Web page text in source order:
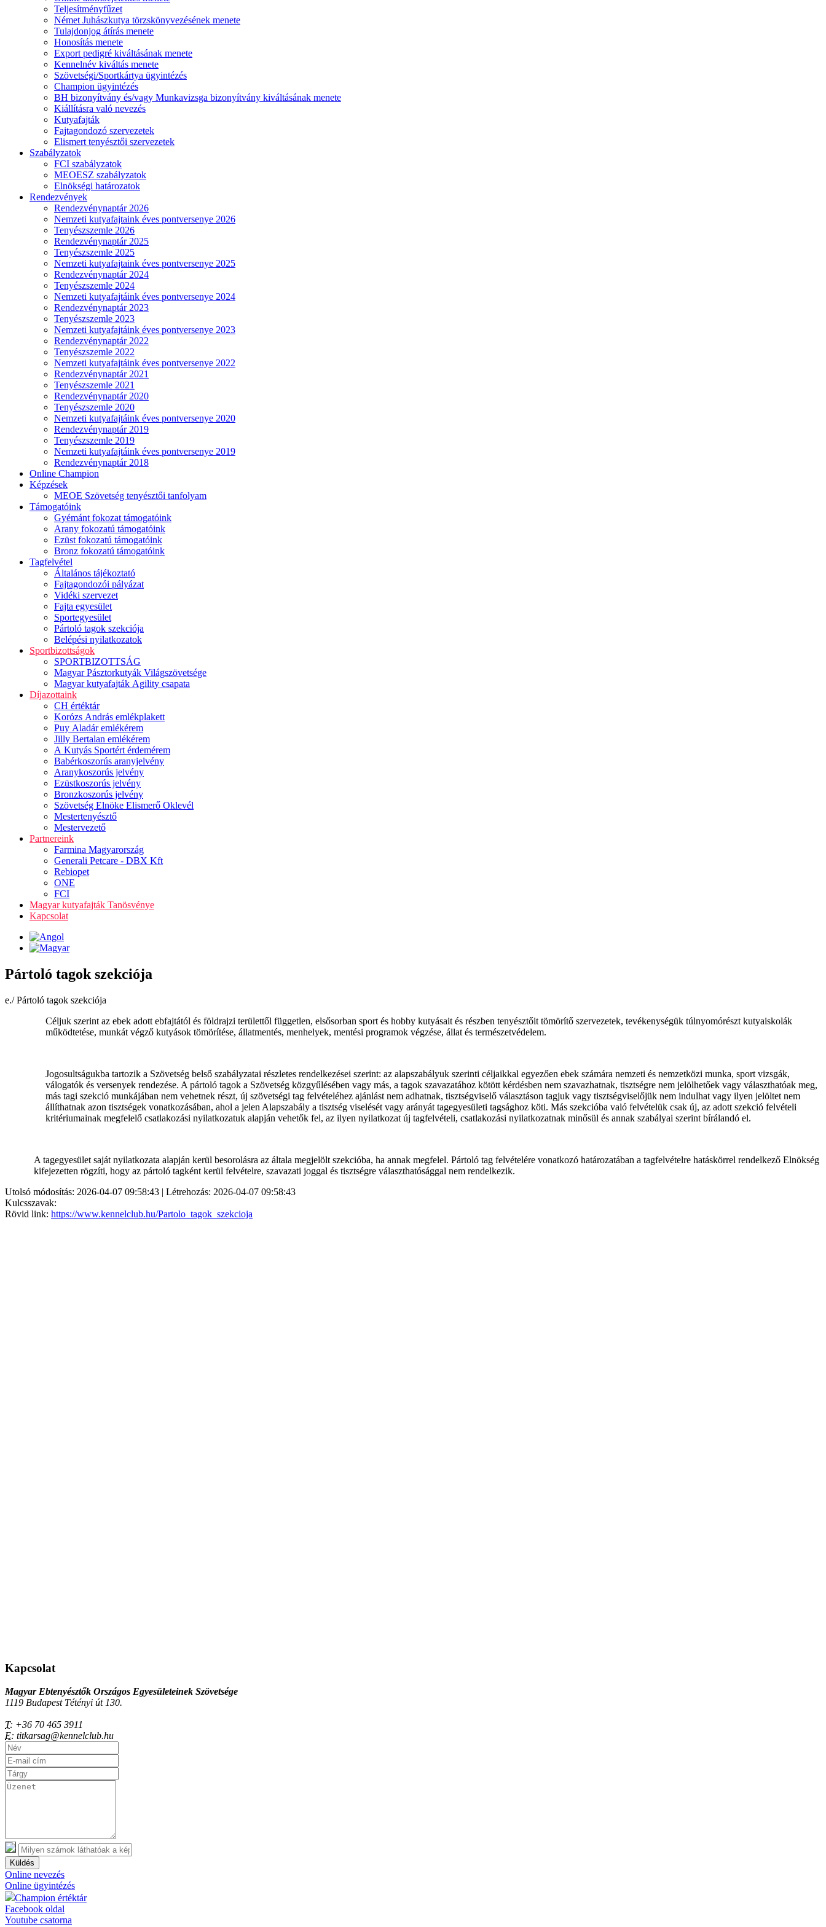
Teljesítményfűzet
Német Juhászkutya törzskönyvezésének menete
Tulajdonjog átírás menete
Honosítás menete
Export pedigré kiváltásának menete
Kennelnév kiváltás menete
Szövetségi/Sportkártya ügyintézés
Champion ügyintézés
BH bizonyítvány és/vagy Munkavizsga bizonyítvány kiváltásának menete
Kiállításra való nevezés
Kutyafajták
Fajtagondozó szervezetek
Elismert tenyésztői szervezetek
Szabályzatok
FCI szabályzatok
MEOESZ szabályzatok
Elnökségi határozatok
Rendezvények
Rendezvénynaptár 2026
Nemzeti kutyafajtaink éves pontversenye 2026
Tenyészszemle 2026
Rendezvénynaptár 2025
Tenyészszemle 2025
Nemzeti kutyafajtaink éves pontversenye 2025
Rendezvénynaptár 2024
Tenyészszemle 2024
Nemzeti kutyafajtáink éves pontversenye 2024
Rendezvénynaptár 2023
Tenyészszemle 2023
Nemzeti kutyafajtáink éves pontversenye 2023
Rendezvénynaptár 2022
Tenyészszemle 2022
Nemzeti kutyafajtáink éves pontversenye 2022
Rendezvénynaptár 2021
Tenyészszemle 2021
Rendezvénynaptár 2020
Tenyészszemle 2020
Nemzeti kutyafajtáink éves pontversenye 2020
Rendezvénynaptár 2019
Tenyészszemle 2019
Nemzeti kutyafajtáink éves pontversenye 2019
Rendezvénynaptár 2018
Online Champion
Képzések
MEOE Szövetség tenyésztői tanfolyam
Támogatóink
Gyémánt fokozat támogatóink
Arany fokozatú támogatóink
Ezüst fokozatú támogatóink
Bronz fokozatú támogatóink
Tagfelvétel
Általános tájékoztató
Fajtagondozói pályázat
Vidéki szervezet
Fajta egyesület
Sportegyesület
Pártoló tagok szekciója
Belépési nyilatkozatok
Sportbizottságok
SPORTBIZOTTSÁG
Magyar Pásztorkutyák Világszövetsége
Magyar kutyafajták Agility csapata
Díjazottaink
CH értéktár
Korózs András emlékplakett
Puy Aladár emlékérem
Jilly Bertalan emlékérem
A Kutyás Sportért érdemérem
Babérkoszorús aranyjelvény
Aranykoszorús jelvény
Ezüstkoszorús jelvény
Bronzkoszorús jelvény
Szövetség Elnöke Elismerő Oklevél
Mestertenyésztő
Mestervezető
Partnereink
Farmina Magyarország
Generali Petcare - DBX Kft
Rebiopet
ONE
FCI
Magyar kutyafajták Tanösvénye
Kapcsolat
Pártoló tagok szekciója
e./ Pártoló tagok szekciója
Céljuk szerint az ebek adott ebfajtától és földrajzi területtől független, elsősorban sport és hobby kutyásait és részben tenyésztőit tömörítő szervezetek, tevékenységük túlnyomórészt kutyaiskolák
működtetése, munkát végző kutyások tömörítése, állatmentés, menhelyek, mentési programok végzése, állat és természetvédelem.
Jogosultságukba tartozik a Szövetség belső szabályzatai részletes rendelkezései szerint: az alapszabályuk szerinti céljaikkal egyezően ebek számára nemzeti és nemzetközi munka, sport vizsgák,
válogatók és versenyek rendezése. A pártoló tagok a Szövetség közgyűlésében vagy más, a tagok szavazatához kötött kérdésben nem szavazhatnak, tisztségre nem jelölhetőek vagy választhatóak meg,
más tagi szekció munkájában nem vehetnek részt, új szövetségi tag felvételéhez ajánlást nem adhatnak, tisztségviselő választáson tagjuk vagy tisztségviselőjük nem indulhat vagy ilyen jelöltet nem
állíthatnak azon tisztségek vonatkozásában, ahol a jelen Alapszabály a tisztség viselését vagy arányát tagegyesületi tagsághoz köti. Más szekcióba való felvételük csak új, az adott szekció felvételi
kritériumainak megfelelő csatlakozási nyilatkozatuk alapján vehetők fel, az ilyen nyilatkozat új tagfelvételi, csatlakozási nyilatkozatnak minősül és annak szabályai szerint bírálandó el.
A tagegyesület saját nyilatkozata alapján kerül besorolásra az általa megjelölt szekcióba, ha annak megfelel. Pártoló tag felvételére vonatkozó határozatában a tagfelvételre hatáskörrel rendelkező Elnökség
kifejezetten rögzíti, hogy az pártoló tagként kerül felvételre, szavazati joggal és tisztségre választhatósággal nem rendelkezik.
Utolsó módosítás: 2026-04-07 09:58:43 | Létrehozás: 2026-04-07 09:58:43
Kulcsszavak:
Rövid link: https://www.kennelclub.hu/Partolo_tagok_szekcioja
Kapcsolat
Magyar Ebtenyésztők Országos Egyesületeinek Szövetsége
1119 Budapest Tétényi út 130.
T: +36 70 465 3911
E: titkarsag@kennelclub.hu
Küldés
Online nevezés
Online ügyintézés
Champion értéktár
Facebook oldal
Youtube csatorna